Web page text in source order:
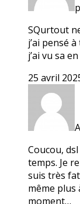
SQurtout
j’ai pensé
j’ai vu sa
25 avril
Coucou,
temps. Je
suis très
même plus
moment…